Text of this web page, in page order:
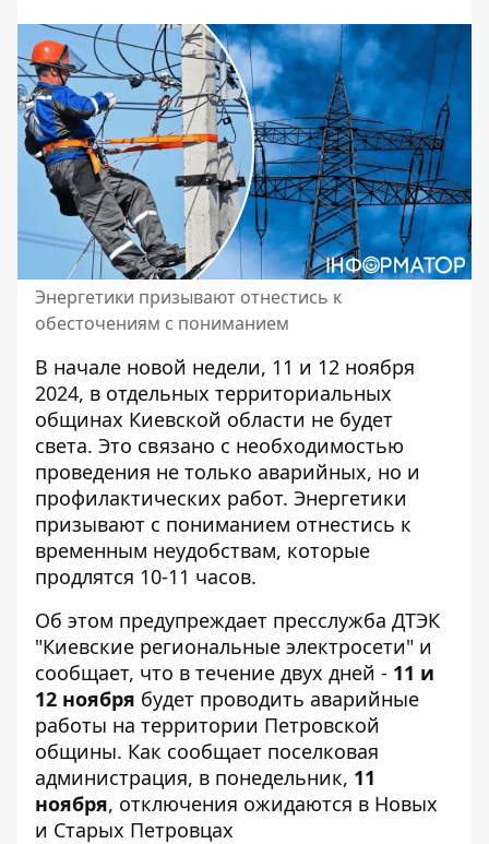
Энергетики призывают отнестись к
обесточениям с пониманием
В начале новой недели, 11 и 12 ноября
2024, в отдельных территориальных
общинах Киевской области не будет
света. Это связано с необходимостью
проведения не только аварийных, но и
профилактических работ. Энергетики
призывают с пониманием отнестись к
временным неудобствам, которые
продлятся 10-11 часов.
Об этом предупреждает пресслужба ДТЭК
"Киевские региональные электросети" и
сообщает, что в течение двух дней - 11 и
12 ноября будет проводить аварийные
работы на территории Петровской
общины. Как сообщает поселковая
администрация, в понедельник, 11
ноября, отключения ожидаются в Новых
и Старых Петровцах